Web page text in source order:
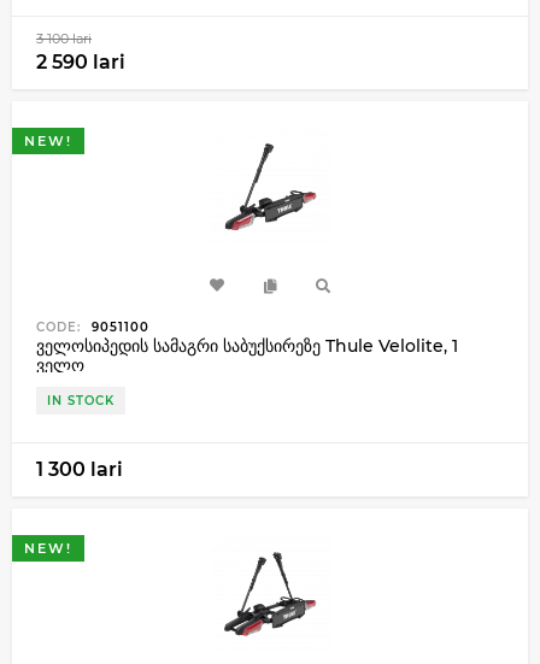
3 100 lari
2 590 lari
NEW!
CODE: 9051100
ველოსიპედის სამაგრი საბუქსირეზე Thule Velolite, 1
ველო
IN STOCK
1 300 lari
NEW!